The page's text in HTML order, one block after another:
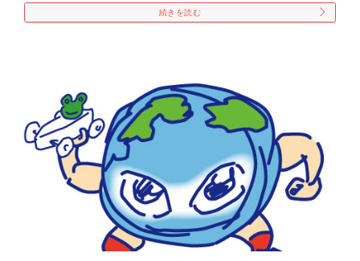
続きを読む